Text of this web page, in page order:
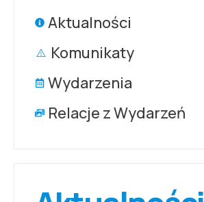
Aktualności
Komunikaty
Wydarzenia
Relacje z Wydarzeń